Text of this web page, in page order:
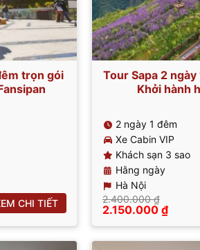
trọn gói
CHI TIẾT
Tour Sapa 2 ngày
Khởi hành
2 ngày 1 đêm
Xe Cabin VIP
Khách sạn 3 sao
Hằng ngày
Hà Nội
2.400.000₫
Giá
là:
2.400.000 ₫.
2.150.000 ₫Giá
hiện
tại
là: